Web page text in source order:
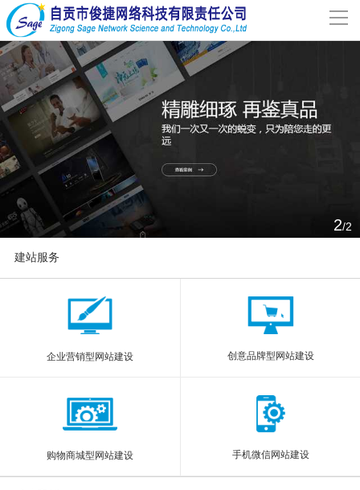
导
网站首页
关于我们
解决方案
新闻动态
2/2
建站服务
企业营销型网站建设 创意品牌型网站建设
购物商城型网站建设 手机微信网站建设